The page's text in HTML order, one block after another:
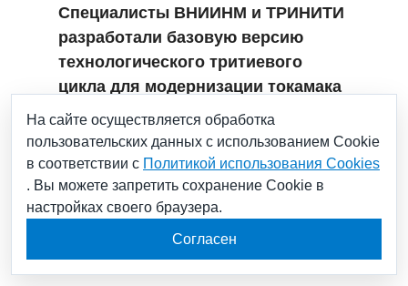
Специалисты ВНИИНМ и ТРИНИТИ
разработали базовую версию
технологического тритиевого
цикла для модернизации токамака
#JET
#госкорпорация росатом
#Наука и инновации
#научный дивизион
#ТВЭЛ #термояд
#токамак
#ТРИНИТИ
На сайте осуществляется обработка
пользовательских данных с использованием Cookie
в соответствии с Политикой использования Cookies
. Вы можете запретить сохранение Cookie в
настройках своего браузера.
Согласен